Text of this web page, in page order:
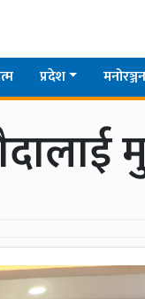
प्रदेश मनोरञ्जन